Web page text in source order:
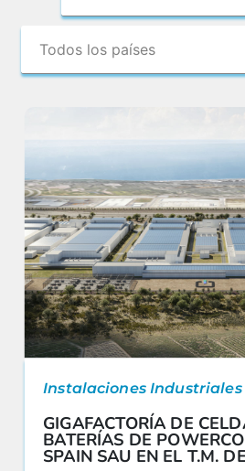
Instalaciones Industriales
GIGAFACTORÍA DE
BATERÍAS DE
SPAIN SAU EN EL T.M.